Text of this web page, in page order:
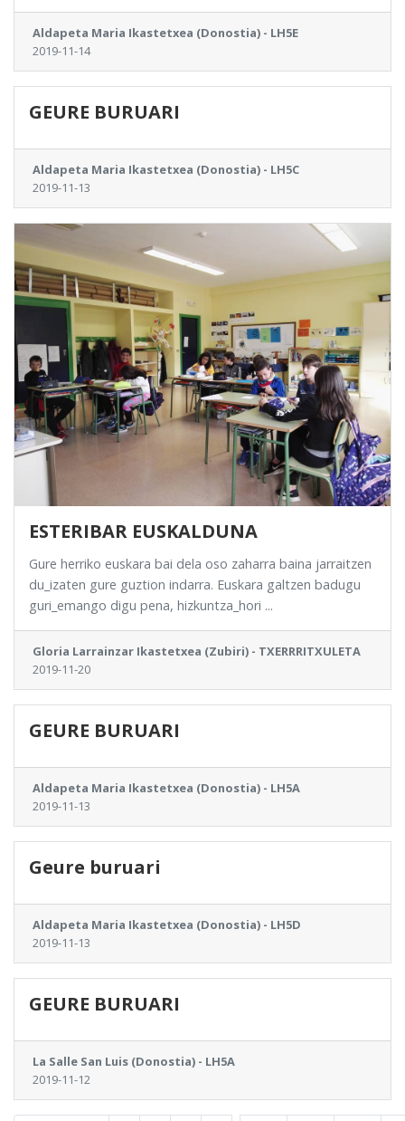
Aldapeta Maria Ikastetxea (Donostia) - LH5E
2019-11-14
GEURE BURUARI
Aldapeta Maria Ikastetxea (Donostia) - LH5C
2019-11-13
ESTERIBAR EUSKALDUNA
Gure herriko euskara bai dela oso zaharra baina jarraitzen
du_izaten gure guztion indarra. Euskara galtzen badugu
guri_emango digu pena, hizkuntza_hori ...
Gloria Larrainzar Ikastetxea (Zubiri) - TXERRRITXULETA
2019-11-20
GEURE BURUARI
Aldapeta Maria Ikastetxea (Donostia) - LH5A
2019-11-13
Geure buruari
Aldapeta Maria Ikastetxea (Donostia) - LH5D
2019-11-13
GEURE BURUARI
La Salle San Luis (Donostia) - LH5A
2019-11-12